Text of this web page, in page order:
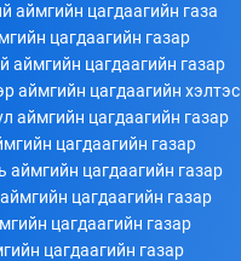
аймгийн цагдаагийн газа
цагдаагийн газар
аймгийн цагдаагийн газар
аймгийн цагдаагийн хэлтэс
аймгийн цагдаагийн газар
цагдаагийн газар
аймгийн цагдаагийн газар
цагдаагийн газар
цагдаагийн газар
цагдаагийн газар